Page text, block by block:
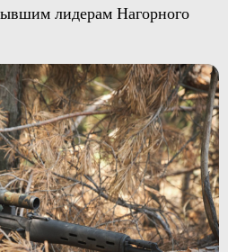
лидерам Нагорного